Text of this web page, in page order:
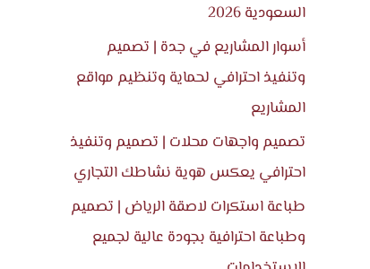
السعودية 2026
أسوار المشاريع في جدة | تصميم
وتنفيذ احترافي لحماية وتنظيم مواقع
المشاريع
تصميم واجهات محلات | تصميم وتنفيذ
احترافي يعكس هوية نشاطك التجاري
طباعة استكرات لاصقة الرياض | تصميم
وطباعة احترافية بجودة عالية لجميع